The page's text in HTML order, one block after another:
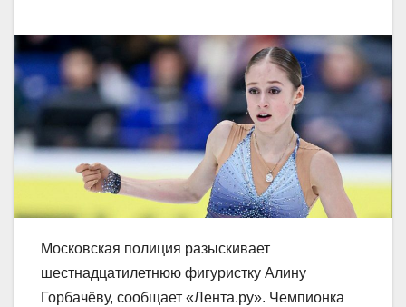
Московская полиция разыскивает
шестнадцатилетнюю фигуристку Алину
Горбачёву, сообщает «Лента.ру». Чемпионка